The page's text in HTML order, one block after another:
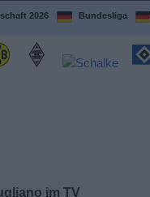
2026 Bundesliga
im TV